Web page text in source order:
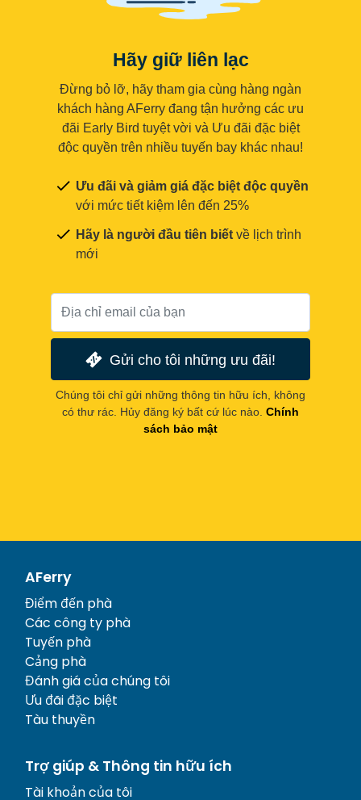
Hãy giữ liên lạc
Đừng bỏ lỡ, hãy tham gia cùng hàng ngàn
khách hàng AFerry đang tận hưởng các ưu
đãi Early Bird tuyệt vời và Ưu đãi đặc biệt
độc quyền trên nhiều tuyến bay khác nhau!
Ưu đãi và giảm giá đặc biệt độc quyền
với mức tiết kiệm lên đến 25%
Hãy là người đầu tiên biết về lịch trình
mới
Gửi cho tôi những ưu đãi!
Chúng tôi chỉ gửi những thông tin hữu ích, không
có thư rác. Hủy đăng ký bất cứ lúc nào. Chính
sách bảo mật
AFerry
Điểm đến phà
Các công ty phà
Tuyến phà
Cảng phà
Đánh giá của chúng tôi
Ưu đãi đặc biệt
Tàu thuyền
Trợ giúp & Thông tin hữu ích
Tài khoản của tôi